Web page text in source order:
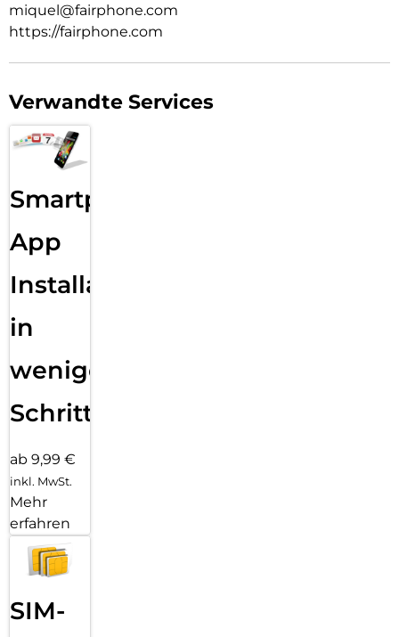
miquel@fairphone.com
https://fairphone.com
Verwandte Services
Smartphone
App
Installation
in
wenigen
Schritten
ab 9,99 €
inkl. MwSt.
Mehr
erfahren
SIM-